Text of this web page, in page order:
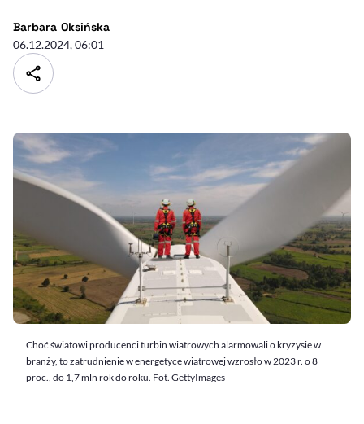
Barbara Oksińska- autor artykułu - profil
06.12.2024, 06:01
Choć światowi producenci turbin wiatrowych alarmowali o kryzysie w
branży, to zatrudnienie w energetyce wiatrowej wzrosło w 2023 r. o 8
proc., do 1,7 mln rok do roku. Fot. GettyImages